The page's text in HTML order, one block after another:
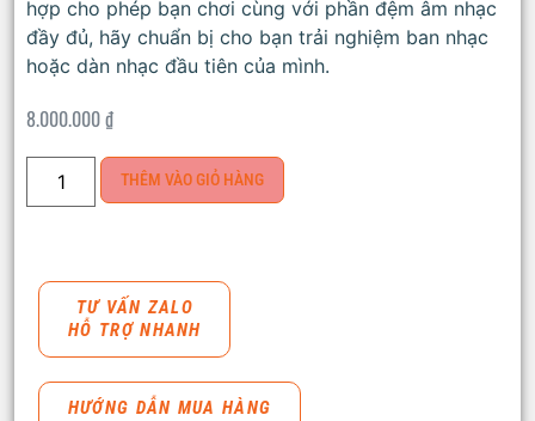
hợp cho phép bạn chơi cùng với phần đệm âm nhạc
đầy đủ, hãy chuẩn bị cho bạn trải nghiệm ban nhạc
hoặc dàn nhạc đầu tiên của mình.
8.000.000₫
THÊM VÀO GIỎ HÀNG
TƯ VẤN ZALO
HỖ TRỢ NHANH
HƯỚNG DẪN MUA HÀNG